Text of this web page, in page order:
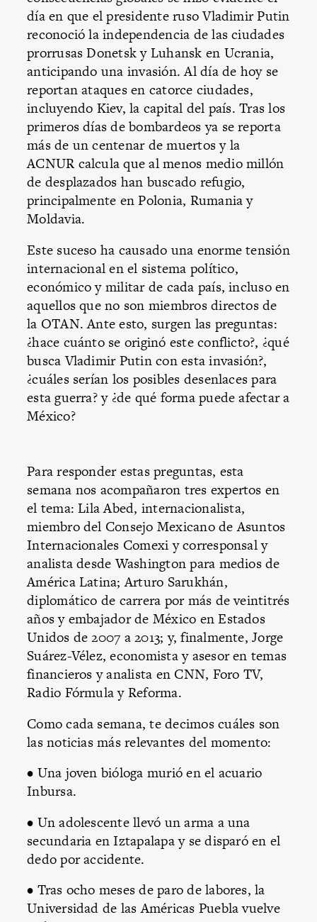
día en que el presidente ruso Vladimir Putin
reconoció la independencia de las ciudades
prorrusas Donetsk y Luhansk en Ucrania,
anticipando una invasión. Al día de hoy se
reportan ataques en catorce ciudades,
incluyendo Kiev, la capital del país. Tras los
primeros días de bombardeos ya se reporta
más de un centenar de muertos y la
ACNUR calcula que al menos medio millón
de desplazados han buscado refugio,
principalmente en Polonia, Rumania y
Moldavia.
Este suceso ha causado una enorme tensión
internacional en el sistema político,
económico y militar de cada país, incluso en
aquellos que no son miembros directos de
la OTAN. Ante esto, surgen las preguntas:
¿hace cuánto se originó este conflicto?, ¿qué
busca Vladimir Putin con esta invasión?,
¿cuáles serían los posibles desenlaces para
esta guerra? y ¿de qué forma puede afectar a
México?
Para responder estas preguntas, esta
semana nos acompañaron tres expertos en
el tema: Lila Abed, internacionalista,
miembro del Consejo Mexicano de Asuntos
Internacionales Comexi y corresponsal y
analista desde Washington para medios de
América Latina; Arturo Sarukhán,
diplomático de carrera por más de veintitrés
años y embajador de México en Estados
Unidos de 2007 a 2013; y, finalmente, Jorge
Suárez-Vélez, economista y asesor en temas
financieros y analista en CNN, Foro TV,
Radio Fórmula y Reforma.
Como cada semana, te decimos cuáles son
las noticias más relevantes del momento:
• Una joven bióloga murió en el acuario
Inbursa.
• Un adolescente llevó un arma a una
secundaria en Iztapalapa y se disparó en el
dedo por accidente.
• Tras ocho meses de paro de labores, la
Universidad de las Américas Puebla vuelve